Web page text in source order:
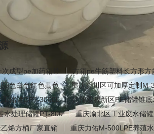
成型pe加药箱带 方箱pe牛筋塑料长方形
色白色红色黄色
重庆合川区可加厚定制M-
工储罐CPT-3000L
江津双福新区PE储罐锥
水处理储罐PT-800
重庆渝北区工业废水储
烯方桶厂家直销
重庆力佑M-500LPE养殖